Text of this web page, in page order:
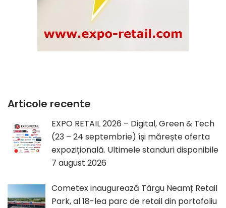
Articole recente
EXPO RETAIL 2026 – Digital, Green & Tech
(23 – 24 septembrie) își mărește oferta
expozițională. Ultimele standuri disponibile
7 august 2026
Cometex inaugurează Târgu Neamț Retail
Park, al 18-lea parc de retail din portofoliu